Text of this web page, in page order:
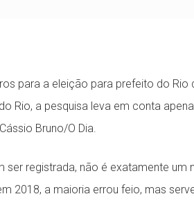
para fechar
para a eleição para prefeito do
Rio, a pesquisa leva em conta
Bruno/O Dia.
ser registrada, não é exatamente um
2018, a maioria errou feio, mas